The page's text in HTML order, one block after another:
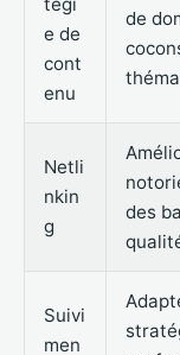
e de
cont
enu
de
Netli
nkin
g
des
Suivi
men